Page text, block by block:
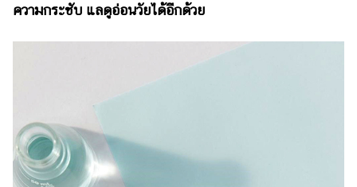
ความกระชับ แลดูอ่อนวัยได้อีกด้วย